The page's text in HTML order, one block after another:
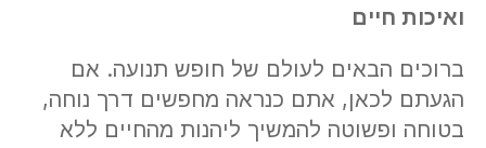
ואיכות חיים
ברוכים הבאים לעולם של חופש תנועה. אם
הגעתם לכאן, אתם כנראה מחפשים דרך נוחה,
בטוחה ופשוטה להמשיך ליהנות מהחיים ללא